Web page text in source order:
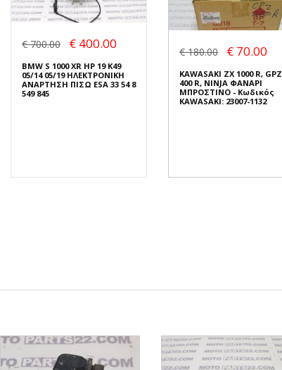
€ 700.00 € 400.00
BMW S 1000 XR HP 19 K49
05/14 05/19 ΗΛΕΚΤΡΟΝΙΚΗ
ΑΝΑΡΤΗΣΗ ΠΙΣΩ ESA 33 54 8
549 845
€ 180.00 € 70.00
KAWASAKI ZX 1000 R, GPZ
400 R, NINJA ΦΑΝΑΡΙ
ΜΠΡΟΣΤΙΝΟ - Κωδικός
KAWASAKI: 23007-1132